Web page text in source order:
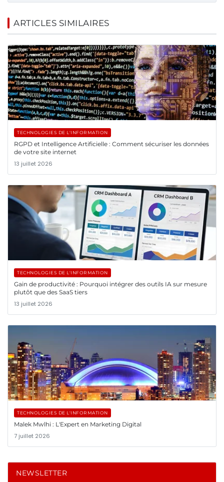
ARTICLES SIMILAIRES
TECHNOLOGIES DE L'INFORMATION
RGPD et Intelligence Artificielle : Comment sécuriser les données
de votre site internet
13 juillet 2026
TECHNOLOGIES DE L'INFORMATION
Gain de productivité : Pourquoi intégrer des outils IA sur mesure
plutôt que des SaaS tiers
13 juillet 2026
TECHNOLOGIES DE L'INFORMATION
Malek Mwlhi : L'Expert en Marketing Digital
7 juillet 2026
NEWSLETTER